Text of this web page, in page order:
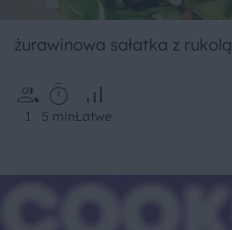
żurawinowa sałatka z rukolą
1 5 minŁatwe